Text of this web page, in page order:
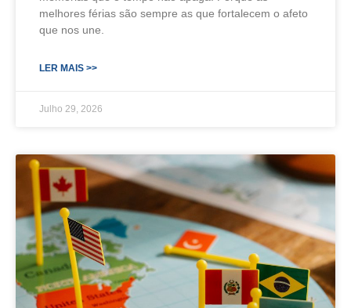
melhores férias são sempre as que fortalecem o afeto
que nos une.
LER MAIS >>
Julho 29, 2026